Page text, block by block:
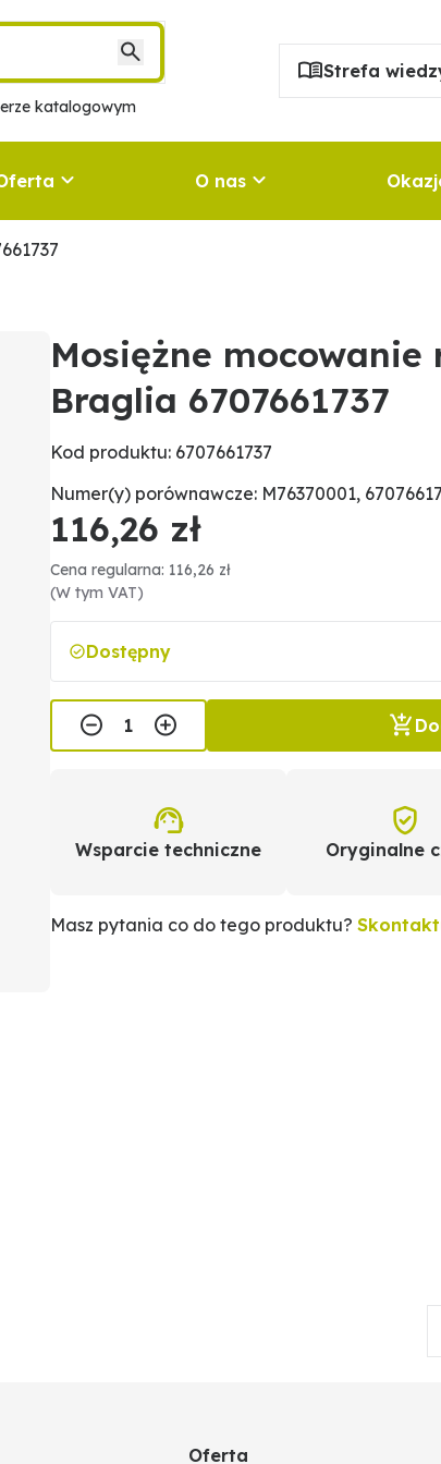
katalogowym
Strefa
O nas
Mosiężne mocowanie
Braglia 6707661737
Kod produktu: 6707661737
Numer(y) porównawcze: M76370001,
116,26 zł
Cena regularna: 116,26 zł
(W tym VAT)
Dostępny
Wsparcie techniczne Oryginalne
Masz pytania co do tego produktu?
Oferta